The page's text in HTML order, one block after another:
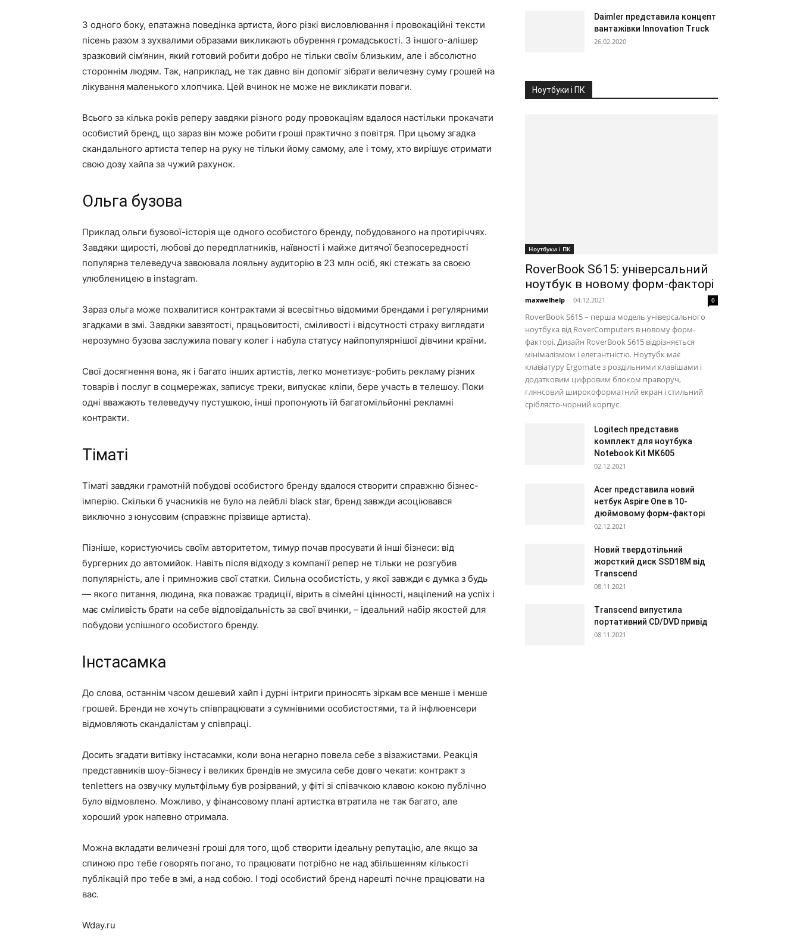
З одного боку, епатажна поведінка артиста, його різкі висловлювання і провокаційні тексти
пісень разом з зухвалими образами викликають обурення громадськості. З іншого-алішер
зразковий сім’янин, який готовий робити добро не тільки своїм близьким, але і абсолютно
стороннім людям. Так, наприклад, не так давно він допоміг зібрати величезну суму грошей на
лікування маленького хлопчика. Цей вчинок не може не викликати поваги.
Всього за кілька років реперу завдяки різного роду провокаціям вдалося настільки прокачати
особистий бренд, що зараз він може робити гроші практично з повітря. При цьому згадка
скандального артиста тепер на руку не тільки йому самому, але і тому, хто вирішує отримати
свою дозу хайпа за чужий рахунок.
Ольга бузова
Приклад ольги бузової-історія ще одного особистого бренду, побудованого на протиріччях.
Завдяки щирості, любові до передплатників, наївності і майже дитячої безпосередності
популярна телеведуча завоювала лояльну аудиторію в 23 млн осіб, які стежать за своєю
улюбленицею в instagram.
Зараз ольга може похвалитися контрактами зі всесвітньо відомими брендами і регулярними
згадками в змі. Завдяки завзятості, працьовитості, сміливості і відсутності страху виглядати
нерозумно бузова заслужила повагу колег і набула статусу найпопулярнішої дівчини країни.
Свої досягнення вона, як і багато інших артистів, легко монетизує-робить рекламу різних
товарів і послуг в соцмережах, записує треки, випускає кліпи, бере участь в телешоу. Поки
одні вважають телеведучу пустушкою, інші пропонують їй багатомільйонні рекламні
контракти.
Тіматі
Тіматі завдяки грамотній побудові особистого бренду вдалося створити справжню бізнес-
імперію. Скільки б учасників не було на лейблі black star, бренд завжди асоціювався
виключно з юнусовим (справжнє прізвище артиста).
Пізніше, користуючись своїм авторитетом, тимур почав просувати й інші бізнеси: від
бургерних до автомийок. Навіть після відходу з компанії репер не тільки не розгубив
популярність, але і примножив свої статки. Сильна особистість, у якої завжди є думка з будь
— якого питання, людина, яка поважає традиції, вірить в сімейні цінності, націлений на успіх і
має сміливість брати на себе відповідальність за свої вчинки, – ідеальний набір якостей для
побудови успішного особистого бренду.
Інстасамка
До слова, останнім часом дешевий хайп і дурні інтриги приносять зіркам все менше і менше
грошей. Бренди не хочуть співпрацювати з сумнівними особистостями, та й інфлюенсери
відмовляють скандалістам у співпраці.
Досить згадати витівку інстасамки, коли вона негарно повела себе з візажистами. Реакція
представників шоу-бізнесу і великих брендів не змусила себе довго чекати: контракт з
tenletters на озвучку мультфільму був розірваний, у фіті зі співачкою клавою кокою публічно
було відмовлено. Можливо, у фінансовому плані артистка втратила не так багато, але
хороший урок напевно отримала.
Можна вкладати величезні гроші для того, щоб створити ідеальну репутацію, але якщо за
спиною про тебе говорять погано, то працювати потрібно не над збільшенням кількості
публікацій про тебе в змі, а над собою. І тоді особистий бренд нарешті почне працювати на
вас.
Wday.ru
Daimler представила концепт
вантажівки Innovation Truck
26.02.2020
Ноутбуки і ПК
Ноутбуки і ПК
RoverBook S615: універсальний
ноутбук в новому форм-факторі
maxwelhelp - 04.12.2021 0
RoverBook S615 – перша модель універсального
ноутбука від RoverComputers в новому форм-
факторі. Дизайн RoverBook S615 відрізняється
мінімалізмом і елегантністю. Ноутубк має
клавіатуру Ergomate з роздільними клавішами і
додатковим цифровим блоком праворуч,
глянсовий широкоформатний екран і стильний
сріблясто-чорний корпус.
Logitech представив
комплект для ноутбука
Notebook Kit MK605
02.12.2021
Acer представила новий
нетбук Aspire One в 10-
дюймовому форм-факторі
02.12.2021
Новий твердотільний
жорсткий диск SSD18M від
Transcend
08.11.2021
Transcend випустила
портативний CD/DVD привід
08.11.2021